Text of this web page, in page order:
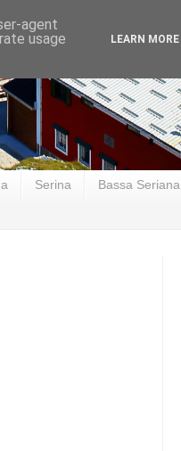
Serina Bassa Seriana
agent
usage
LEARN MORE